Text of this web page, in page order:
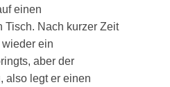
einen
Tisch. Nach kurzer Zeit
ein
aber der
also legt er einen